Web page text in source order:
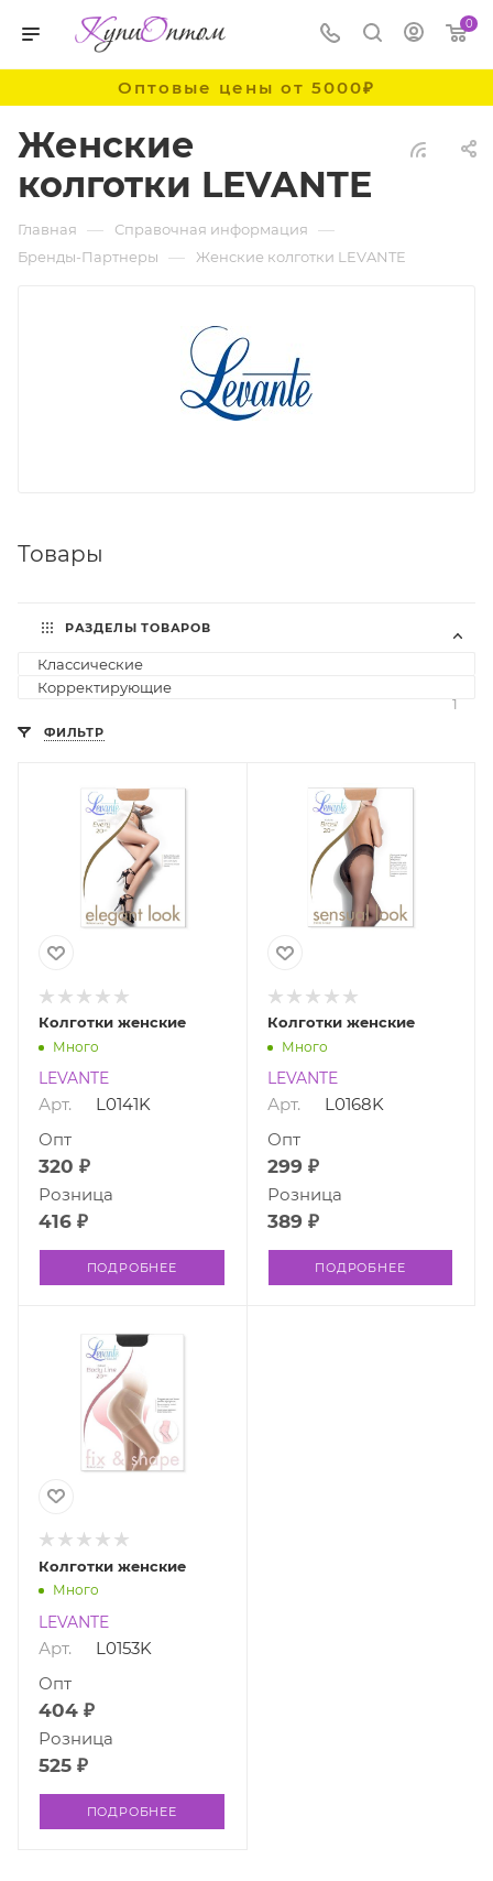
0
Оптовые цены от 5000₽
Женские
колготки LEVANTE
Главная — Справочная информация —
Бренды-Партнеры — Женские колготки LEVANTE
Товары
РАЗДЕЛЫ ТОВАРОВ
Классические
Корректирующие
1
ФИЛЬТР
Колготки женские
Много
LEVANTE
Арт. L0141K
320 ₽
Опт
416 ₽
Розница
ПОДРОБНЕЕ
Колготки женские
Много
LEVANTE
Арт. L0168K
299 ₽
Опт
389 ₽
Розница
ПОДРОБНЕЕ
Колготки женские
Много
LEVANTE
Арт. L0153K
404 ₽
Опт
525 ₽
Розница
ПОДРОБНЕЕ